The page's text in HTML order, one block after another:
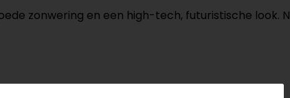
zonwering en een high-tech, futuristische look.